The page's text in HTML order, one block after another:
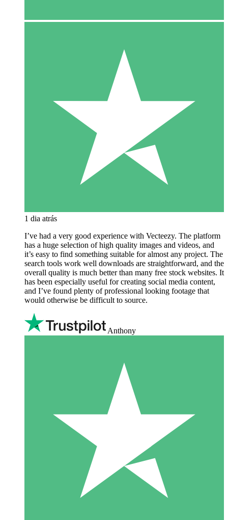
1 dia atrás
I’ve had a very good experience with Vecteezy. The platform
has a huge selection of high quality images and videos, and
it’s easy to find something suitable for almost any project. The
search tools work well downloads are straightforward, and the
overall quality is much better than many free stock websites. It
has been especially useful for creating social media content,
and I’ve found plenty of professional looking footage that
would otherwise be difficult to source.
Anthony